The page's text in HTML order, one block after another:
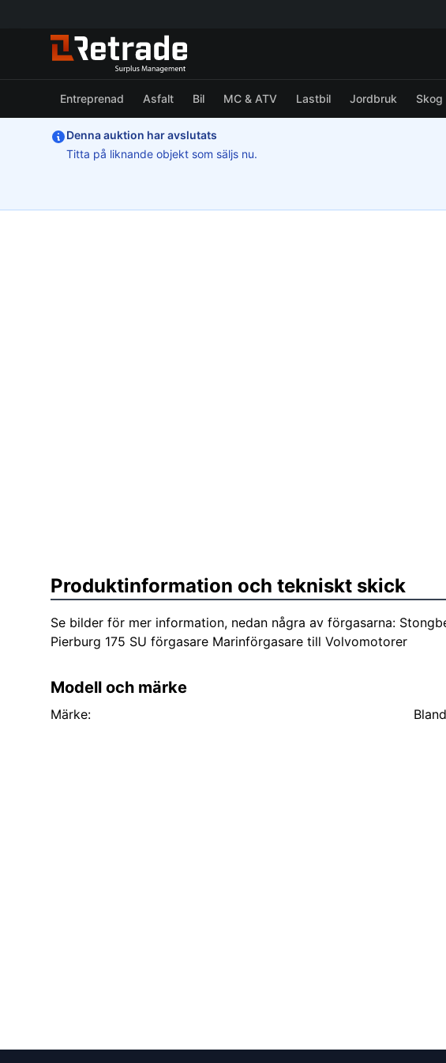
Entreprenad Asfalt Bil MC & ATV Lastbil Jordbruk Skog
Denna auktion har avslutats
Titta på liknande objekt som säljs nu.
Produktinformation och tekniskt skick
Se bilder för mer information, nedan några av förgasarna:
Pierburg 175 SU förgasare Marinförgasare till Volvomotorer
Modell och märke
Märke: